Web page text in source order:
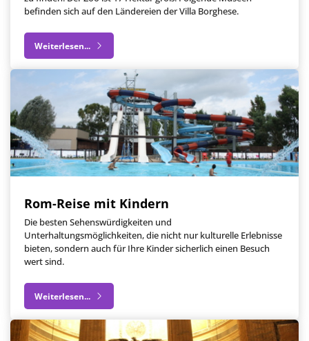
befinden sich auf den Ländereien der Villa Borghese.
Weiterlesen...
Rom-Reise mit Kindern
Die besten Sehenswürdigkeiten und
Unterhaltungsmöglichkeiten, die nicht nur kulturelle Erlebnisse
bieten, sondern auch für Ihre Kinder sicherlich einen Besuch
wert sind.
Weiterlesen...